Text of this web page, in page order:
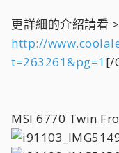
更詳細的介紹請看
http://
t=263261&pg=1 [/
MSI 6770 Twin